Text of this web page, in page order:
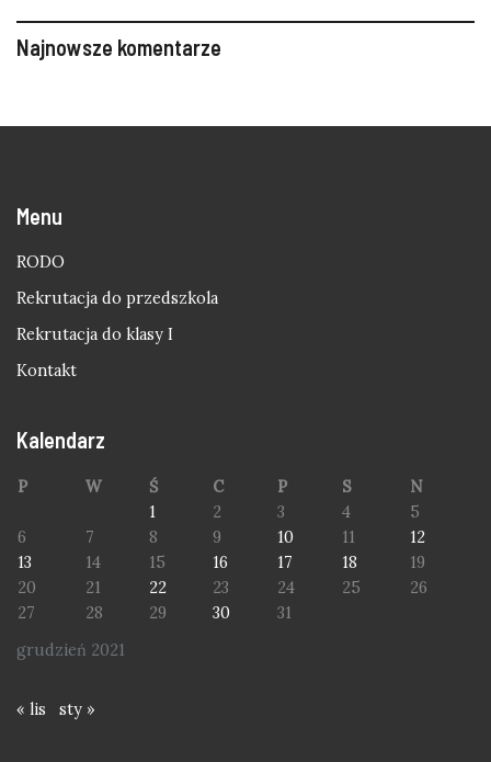
Najnowsze komentarze
Menu
RODO
Rekrutacja do przedszkola
Rekrutacja do klasy I
Kontakt
Kalendarz
grudzień 2021
P W Ś C P S
N
1
2 3 4
5
6
7 8 9 10 11
12
13
14 15 16 17 18
19
20
21 22 23 24 25
26
27
28 29 30 31
« lis sty »